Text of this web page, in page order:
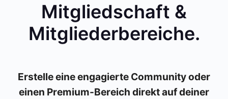
Mitgliedschaft &
Mitgliederbereiche.
Erstelle eine engagierte Community oder
einen Premium-Bereich direkt auf deiner